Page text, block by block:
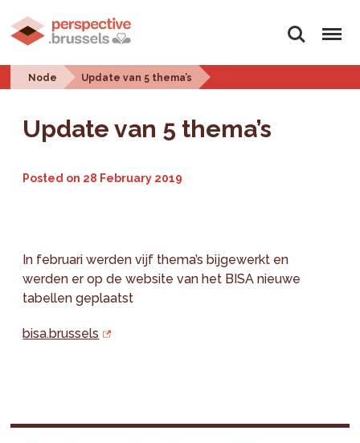
Search Menu
Node Update van 5 thema’s
Update van 5 thema’s
Posted on 28 February 2019
In februari werden vijf thema’s bijgewerkt en
werden er op de website van het BISA nieuwe
tabellen geplaatst
bisa.brussels